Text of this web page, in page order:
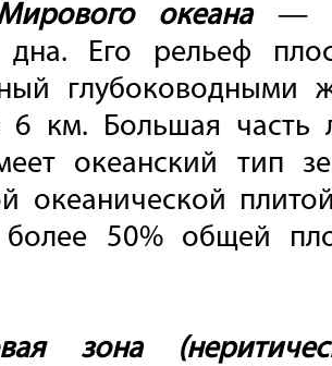
океана—
дна. Его рельеф
глубоководными
км. Большая часть
океанский тип
океанической
более 50% общей
зона